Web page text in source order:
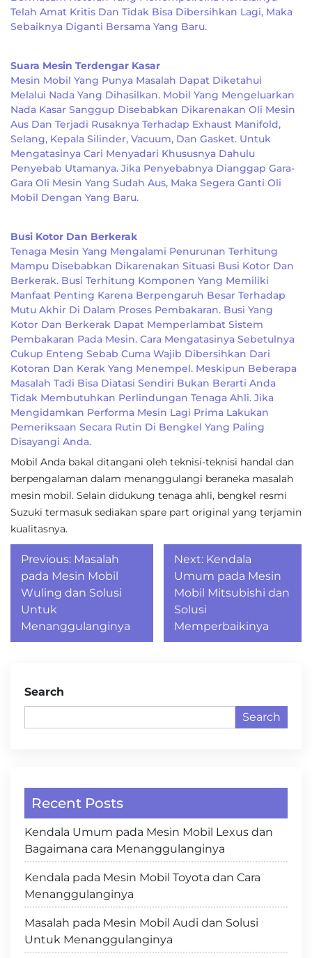
Telah Amat Kritis Dan Tidak Bisa Dibersihkan Lagi, Maka
Sebaiknya Diganti Bersama Yang Baru.
Suara Mesin Terdengar Kasar
Mesin Mobil Yang Punya Masalah Dapat Diketahui
Melalui Nada Yang Dihasilkan. Mobil Yang Mengeluarkan
Nada Kasar Sanggup Disebabkan Dikarenakan Oli Mesin
Aus Dan Terjadi Rusaknya Terhadap Exhaust Manifold,
Selang, Kepala Silinder, Vacuum, Dan Gasket. Untuk
Mengatasinya Cari Menyadari Khususnya Dahulu
Penyebab Utamanya. Jika Penyebabnya Dianggap Gara-
Gara Oli Mesin Yang Sudah Aus, Maka Segera Ganti Oli
Mobil Dengan Yang Baru.
Busi Kotor Dan Berkerak
Tenaga Mesin Yang Mengalami Penurunan Terhitung
Mampu Disebabkan Dikarenakan Situasi Busi Kotor Dan
Berkerak. Busi Terhitung Komponen Yang Memiliki
Manfaat Penting Karena Berpengaruh Besar Terhadap
Mutu Akhir Di Dalam Proses Pembakaran. Busi Yang
Kotor Dan Berkerak Dapat Memperlambat Sistem
Pembakaran Pada Mesin. Cara Mengatasinya Sebetulnya
Cukup Enteng Sebab Cuma Wajib Dibersihkan Dari
Kotoran Dan Kerak Yang Menempel. Meskipun Beberapa
Masalah Tadi Bisa Diatasi Sendiri Bukan Berarti Anda
Tidak Membutuhkan Perlindungan Tenaga Ahli. Jika
Mengidamkan Performa Mesin Lagi Prima Lakukan
Pemeriksaan Secara Rutin Di Bengkel Yang Paling
Disayangi Anda.
Mobil Anda bakal ditangani oleh teknisi-teknisi handal dan
berpengalaman dalam menanggulangi beraneka masalah
mesin mobil. Selain didukung tenaga ahli, bengkel resmi
Suzuki termasuk sediakan spare part original yang terjamin
kualitasnya.
Post
navigation
Previous: Masalah
pada Mesin Mobil
Wuling dan Solusi
Untuk
Menanggulanginya
Next: Kendala
Umum pada Mesin
Mobil Mitsubishi dan
Solusi
Memperbaikinya
Search
Search
Recent Posts
Kendala Umum pada Mesin Mobil Lexus dan
Bagaimana cara Menanggulanginya
Kendala pada Mesin Mobil Toyota dan Cara
Menanggulanginya
Masalah pada Mesin Mobil Audi dan Solusi
Untuk Menanggulanginya